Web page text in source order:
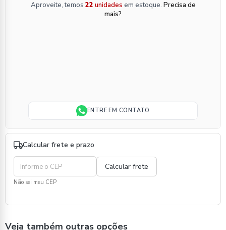
Aproveite, temos 22 unidades em estoque. Precisa de
mais?
ENTRE EM CONTATO
Calcular frete e prazo
Não sei meu CEP
Veja também outras opções